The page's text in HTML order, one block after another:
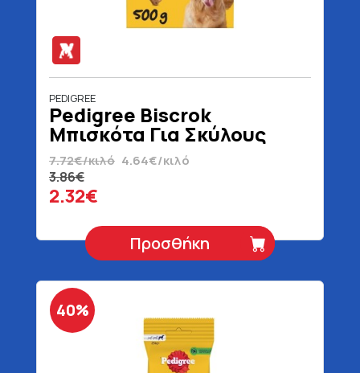
PEDIGREE
Pedigree Biscrok
Μπισκότα Για Σκύλους
Original 500 gr
7.72€/κιλό 4.64€/κιλό
3.86€
2.32€
Προσθήκη
40%